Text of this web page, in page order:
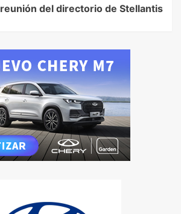
reunión del directorio de Stellantis